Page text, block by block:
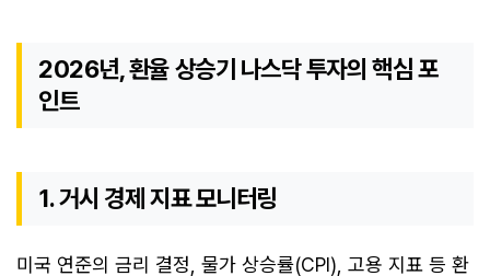
2026년, 환율 상승기 나스닥 투자의 핵심 포
인트
1. 거시 경제 지표 모니터링
미국 연준의 금리 결정, 물가 상승률(CPI), 고용 지표 등 환